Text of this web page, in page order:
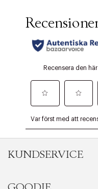
KUNDSERVICE
Onlineköp